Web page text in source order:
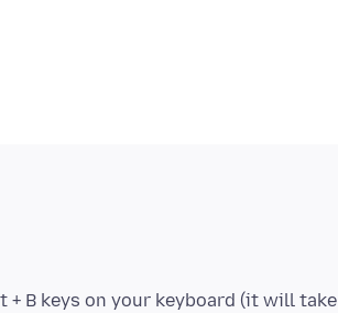
+ B keys on your keyboard (it will take